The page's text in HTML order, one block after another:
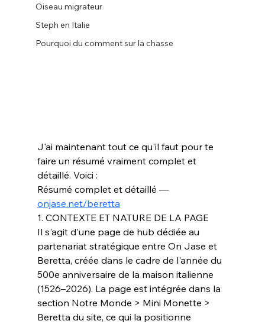
Oiseau migrateur
Steph en Italie
Pourquoi du comment sur la chasse
J'ai maintenant tout ce qu'il faut pour te
faire un résumé vraiment complet et
détaillé. Voici :
Résumé complet et détaillé —
onjase.net/beretta
1. CONTEXTE ET NATURE DE LA PAGE
Il s'agit d'une page de hub dédiée au
partenariat stratégique entre On Jase et
Beretta, créée dans le cadre de l'année du
500e anniversaire de la maison italienne
(1526–2026). La page est intégrée dans la
section Notre Monde > Mini Monette >
Beretta du site, ce qui la positionne